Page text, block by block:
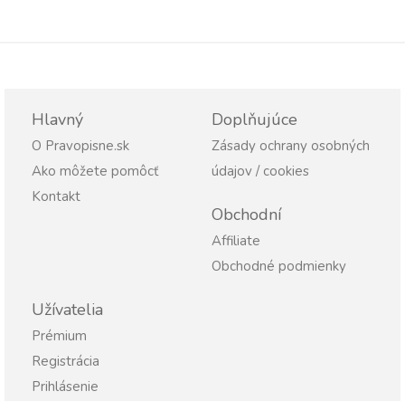
Hlavný
O Pravopisne.sk
Ako môžete pomôcť
Kontakt
Doplňujúce
Zásady ochrany osobných
údajov / cookies
Obchodní
Affiliate
Obchodné podmienky
Užívatelia
Prémium
Registrácia
Prihlásenie